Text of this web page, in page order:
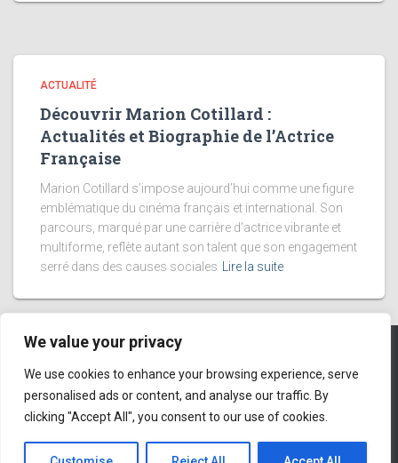
We value your privacy
We use cookies to enhance your browsing experience, serve
personalised ads or content, and analyse our traffic. By
clicking "Accept All", you consent to our use of cookies.
ACTUALITÉ
Découvrir Marion Cotillard :
Actualités et Biographie de l’Actrice
Française
Marion Cotillard s’impose aujourd’hui comme une figure
emblématique du cinéma français et international. Son
parcours, marqué par une carrière d’actrice vibrante et
multiforme, reflète autant son talent que son engagement
serré dans des causes sociales
Lire la suite
DÉCOUVERTE NATURE EUROPE VOYAGE PARIS
BRETAGNE MARCHÉ DE NOËL
Hestia | Développé par ThemeIsle